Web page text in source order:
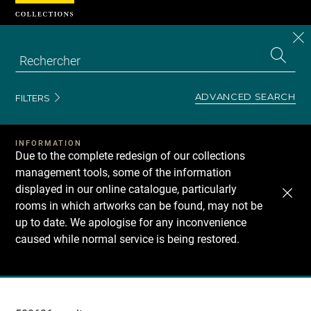
FILTERS ADVANCED SEARCH
INFORMATION
Due to the complete redesign of our collections
management tools, some of the information
displayed in our online catalogue, particularly
rooms in which artworks can be found, may not be
up to date. We apologise for any inconvenience
caused while normal service is being restored.
Recherche
Cookies management panel